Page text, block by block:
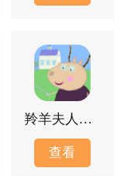
羚羊夫人的幼儿园
查看